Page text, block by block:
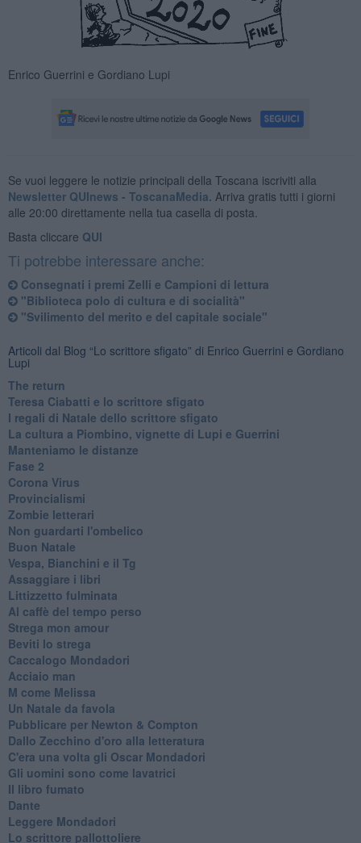
Enrico Guerrini e Gordiano Lupi
Se vuoi leggere le notizie principali della Toscana iscriviti alla
Newsletter QUInews - ToscanaMedia. Arriva gratis tutti i giorni
alle 20:00 direttamente nella tua casella di posta.
Basta cliccare QUI
Ti potrebbe interessare anche:
Consegnati i premi Zelli e Campioni di lettura
"Biblioteca polo di cultura e di socialità"
"Svilimento del merito e del capitale sociale"
Articoli dal Blog “Lo scrittore sfigato” di Enrico Guerrini e Gordiano
Lupi
The return
Teresa Ciabatti e lo scrittore sfigato
I regali di Natale dello scrittore sfigato
La cultura a Piombino, vignette di Lupi e Guerrini
Manteniamo le distanze
Fase 2
Corona Virus
Provincialismi
Zombie letterari
Non guardarti l'ombelico
Buon Natale
Vespa, Bianchini e il Tg
Assaggiare i libri
Littizzetto fulminata
Al caffè del tempo perso
Strega mon amour
Beviti lo strega
Caccalogo Mondadori
Acciaio man
M come Melissa
Un Natale da favola
Pubblicare per Newton & Compton
Dallo Zecchino d'oro alla letteratura
C'era una volta gli Oscar Mondadori
Gli uomini sono come lavatrici
Il libro fumato
Dante
Leggere Mondadori
Lo scrittore pallottoliere